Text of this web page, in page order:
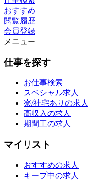
おすすめ
閲覧履歴
会員登録
メニュー
仕事を探す
お仕事検索
スペシャル求人
寮/社宅ありの求人
高収入の求人
期間工の求人
マイリスト
おすすめの求人
キープ中の求人